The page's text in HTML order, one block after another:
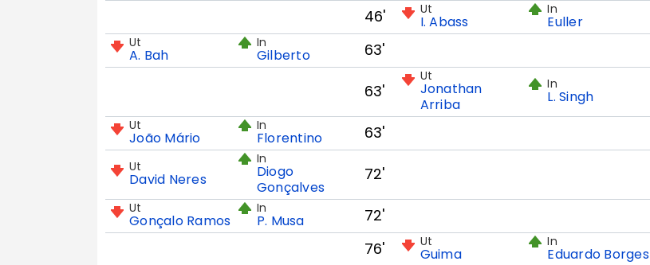
46' Ut
I. Abass
In
Euller
Ut
A. Bah
In
Gilberto 63'
63'
Ut
Jonathan
Arriba
In
L. Singh
Ut
João Mário
In
Florentino 63'
Ut
David Neres
In
Diogo
Gonçalves
72'
Ut
Gonçalo Ramos
In
P. Musa
72'
76'
Ut
Guima
In
Eduardo Borges